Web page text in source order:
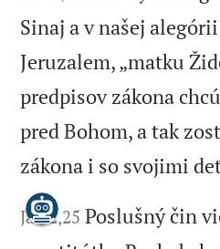
Sinaj a v našej
Jeruzalem, „matku
predpisov zákona
pred Bohom, a tak
zákona i so svojimi
Jak 2,25 Poslušný čin